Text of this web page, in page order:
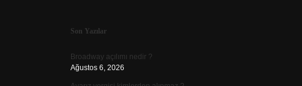
Sidebar
Son Yazılar
Broadway açılımı nedir ?
Ağustos 6, 2026